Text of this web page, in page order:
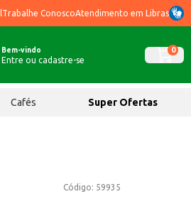
Trabalhe ConoscoAtendimento em Libras
Bem-vindo
Entre ou cadastre-se
0
Cafés Super Ofertas
Código: 59935